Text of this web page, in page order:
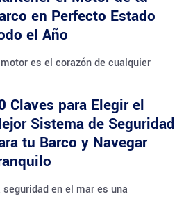
en Perfecto Estado
el Año
es el corazón de cualquier
Claves para Elegir el
Sistema de Seguridad
tu Barco y Navegar
seguridad en el mar es una